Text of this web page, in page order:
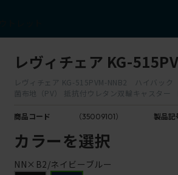
レヴィチェア KG-
レヴィチェア KG-515PVM-NNB2 ハイバッ
菌布地（PV） 抵抗付ウレタン双輪キャスター
商品コード （35009101） 製品記
カラーを選択
NN×B2/ネイビーブルー